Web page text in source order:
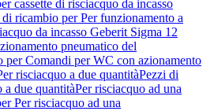
cassette di risciacquo da incasso
di ricambio per Per funzionamento a
da incasso Geberit Sigma 12
pneumatico del
per Comandi per WC con azionamento
risciacquo a due quantitàPezzi di
a due quantitàPer risciacquo ad una
Per risciacquo ad una